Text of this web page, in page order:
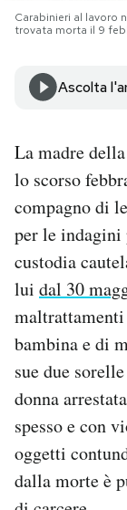
SHOP
Newsletter
Notifiche
Regala il
Hai
Esci
Carabinieri al lavoro
trovata morta il 9
Ascolta
La madre
lo scorso
compagno di
per le
custodia
lui dal 30
bambina e di
sue due
donna
spesso e con
oggetti
dalla morte è